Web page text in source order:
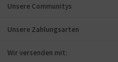
Unsere Communitys
Unsere Zahlungsarten
Wir versenden mit: